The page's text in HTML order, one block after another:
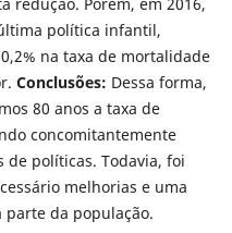
política infantil,
na taxa de mortalidade
Conclusões: Dessa forma,
80 anos a taxa de
concomitantemente
de políticas. Todavia, foi
melhorias e uma
parte da população.